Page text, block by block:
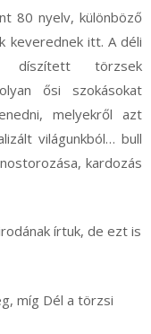
80 nyelv, különböző
keverednek itt. A déli
díszített törzsek
ősi szokásokat
melyekről azt
világunkból… bull
kardozás
írtuk, de ezt is
míg Dél a törzsi